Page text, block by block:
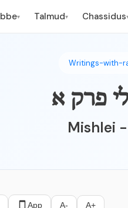
▾ Talmud▾ Chassidus
Writings-with-
Mishlei
App A- A+